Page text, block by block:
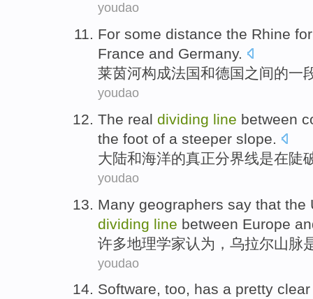
youdao
For some distance the Rhine
France and Germany.
莱茵河构成法国和德国 之间的一
youdao
The real dividing line between
the foot of a steeper slope.
大陆和海洋的真正分界线是在陡
youdao
Many geographers say that the
dividing line between Europe
许多地理学家认为 ， 乌拉尔山脉
youdao
Software, too, has a pretty clear